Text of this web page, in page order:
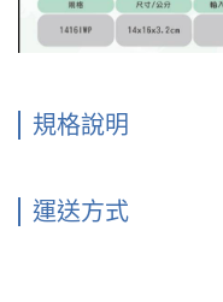
規格說明
運送方式